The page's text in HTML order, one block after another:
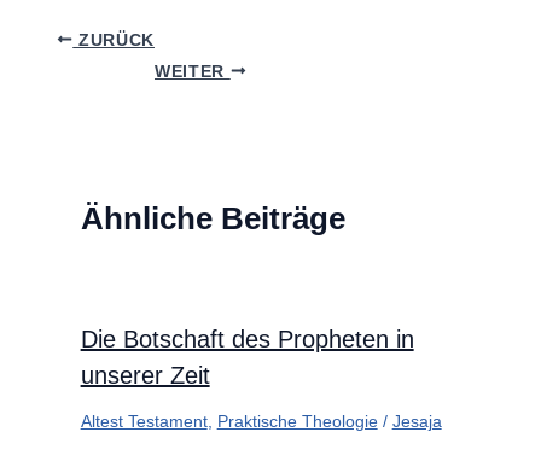
ZURÜCK
WEITER
Ähnliche Beiträge
Die Botschaft des Propheten in
unserer Zeit
Altest Testament, Praktische Theologie/ Jesaja